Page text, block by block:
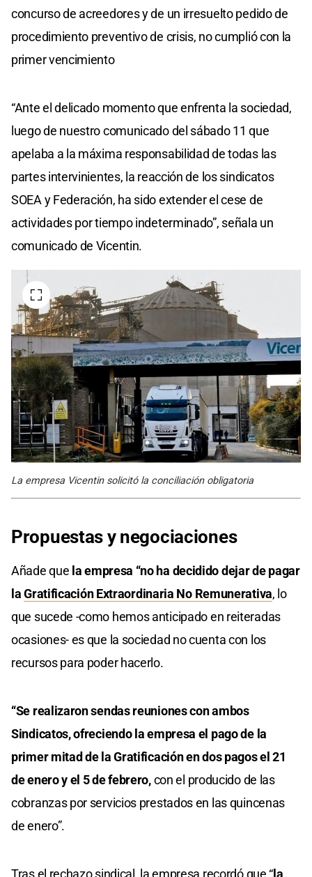
concurso de acreedores y de un irresuelto pedido de
procedimiento preventivo de crisis, no cumplió con la
primer vencimiento
“Ante el delicado momento que enfrenta la sociedad,
luego de nuestro comunicado del sábado 11 que
apelaba a la máxima responsabilidad de todas las
partes intervinientes, la reacción de los sindicatos
SOEA y Federación, ha sido extender el cese de
actividades por tiempo indeterminado”, señala un
comunicado de Vicentin.
La empresa Vicentin solicitó la conciliación obligatoria
Propuestas y negociaciones
Añade que la empresa “no ha decidido dejar de pagar
laGratificación Extraordinaria No Remunerativa, lo
que sucede -como hemos anticipado en reiteradas
ocasiones- es que la sociedad no cuenta con los
recursos para poder hacerlo.
“Se realizaron sendas reuniones con ambos
Sindicatos, ofreciendo la empresa el pago de la
primer mitad de la Gratificación en dos pagos el 21
de enero y el 5 de febrero,con el producido de las
cobranzas por servicios prestados en las quincenas
de enero”.
Tras el rechazo sindical, la empresa recordó que “la